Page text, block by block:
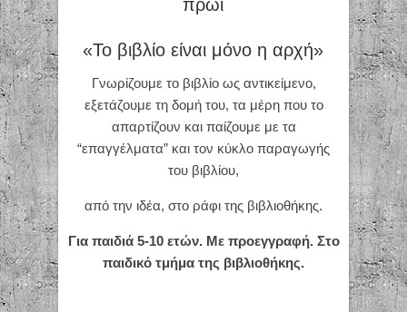
πρωί
«Το βιβλίο είναι μόνο η αρχή»
Γνωρίζουμε το βιβλίο ως αντικείμενο,
εξετάζουμε τη δομή του, τα μέρη που το
απαρτίζουν και παίζουμε με τα
“επαγγέλματα” και τον κύκλο παραγωγής
του βιβλίου,
από την ιδέα, στο ράφι της βιβλιοθήκης.
Για παιδιά 5-10 ετών. Με προεγγραφή. Στο
παιδικό τμήμα της βιβλιοθήκης.